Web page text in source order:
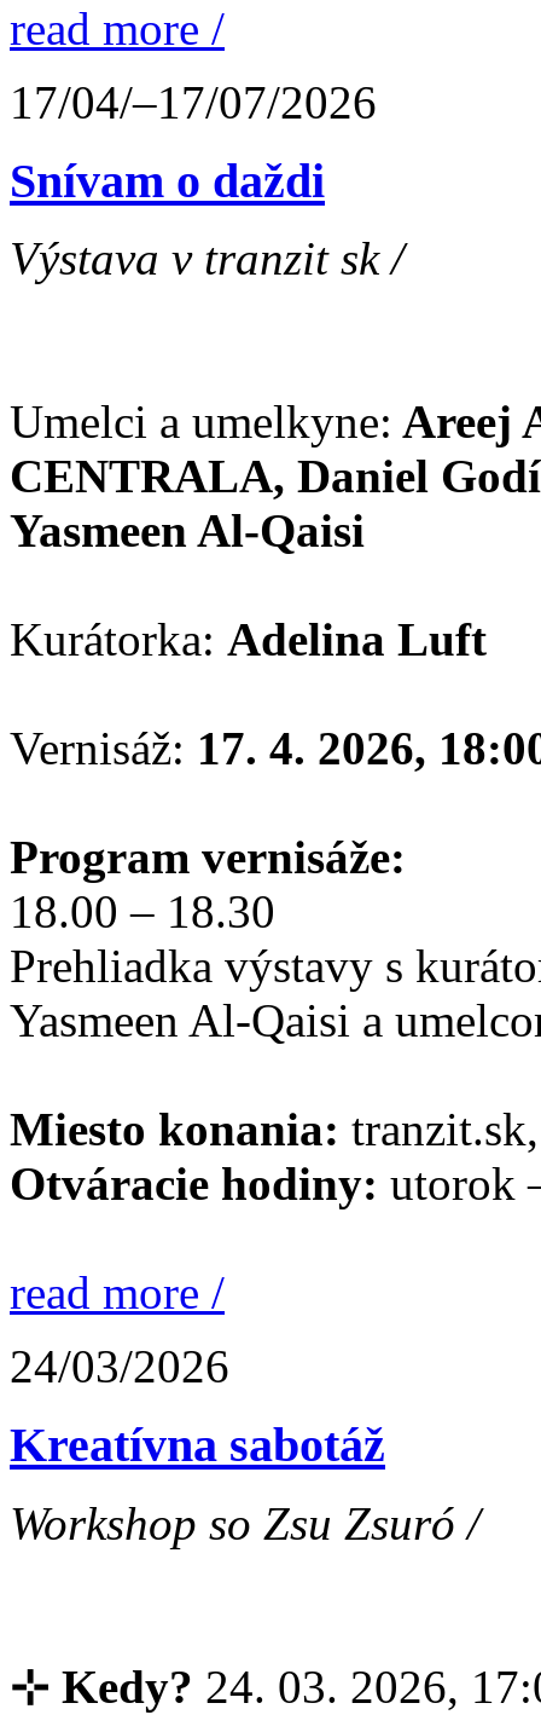
read more /
17/04/–17/07/2026
Snívam o daždi
Výstava v tranzit sk /
Umelci a umelkyne: Areej
CENTRALA, Daniel
Yasmeen Al-Qaisi
Kurátorka: Adelina Luft
Vernisáž: 17. 4. 2026,
Program vernisáže:
18.00 – 18.30
Prehliadka výstavy s
Yasmeen Al-Qaisi a
Miesto konania:
Otváracie hodiny: utorok
read more /
24/03/2026
Kreatívna sabotáž
Workshop so Zsu Zsuró /
⊹ Kedy? 24. 03. 2026,